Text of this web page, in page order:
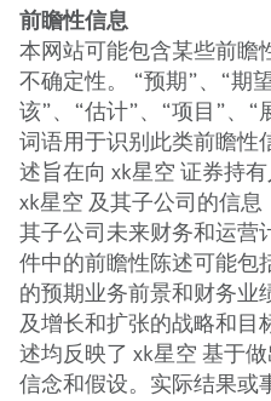
前瞻性信息
本网站可能包含某些前瞻
不确定性。 “预期”、“期
该”、“估计”、“项目”、
词语用于识别此类前瞻性
述旨在向 xk星空 证券持
xk星空 及其子公司的信
其子公司未来财务和运
件中的前瞻性陈述可能包
的预期业务前景和财务
及增长和扩张的战略和
述均反映了 xk星空 基于
信念和假设。实际结果或